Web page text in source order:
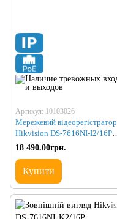
Артикул: 10103026
Мережевий відеорегістратор
Hikvision DS-7616NI-I2/16P
(160-256)
18 490.00грн.
Купити